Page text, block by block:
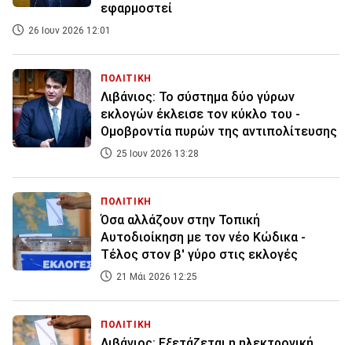
εφαρμοστεί
26 Ιουν 2026 12:01
ΠΟΛΙΤΙΚΗ
Λιβάνιος: Το σύστημα δύο γύρων
εκλογών έκλεισε τον κύκλο του -
Ομοβροντία πυρών της αντιπολίτευσης
25 Ιουν 2026 13:28
ΠΟΛΙΤΙΚΗ
Όσα αλλάζουν στην Τοπική
Αυτοδιοίκηση με τον νέο Κώδικα -
Τέλος στον β' γύρο στις εκλογές
21 Μάι 2026 12:25
ΠΟΛΙΤΙΚΗ